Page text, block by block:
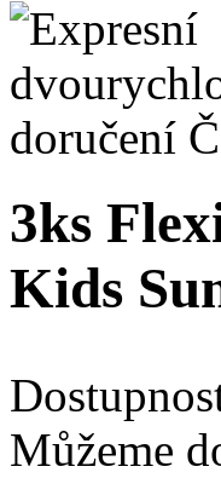
3ks
Kids
Můžeme